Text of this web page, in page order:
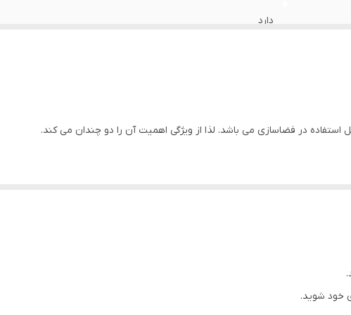
دارد
استفاده در فضاسازی می باشد. لذا از ویژگی اهمیت آن را دو چندان می کند.
می باشد.
خود شوید.